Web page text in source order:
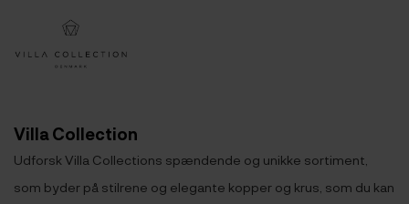
Villa Collection
Udforsk Villa Collections spændende og unikke sortiment,
som byder på stilrene og elegante kopper og krus, som du kan